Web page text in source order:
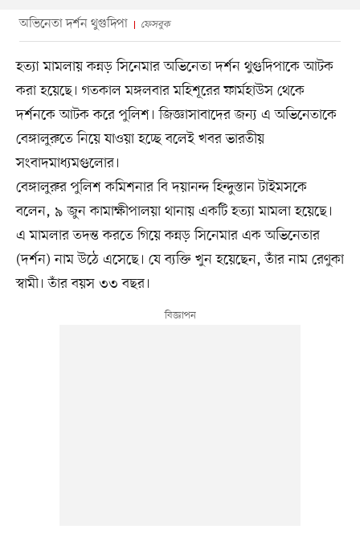
অভিনেতা দর্শন থুগুদিপা ফেসবুক
হত্যা মামলায় কন্নড় সিনেমার অভিনেতা দর্শন থুগুদিপাকে আটক
করা হয়েছে। গতকাল মঙ্গলবার মহিশূরের ফার্মহাউস থেকে
দর্শনকে আটক করে পুলিশ। জিজ্ঞাসাবাদের জন্য এ অভিনেতাকে
বেঙ্গালুরুতে নিয়ে যাওয়া হচ্ছে বলেই খবর ভারতীয়
সংবাদমাধ্যমগুলোর।
বেঙ্গালুরুর পুলিশ কমিশনার বি দয়ানন্দ হিন্দুস্তান টাইমসকে
বলেন, ৯ জুন কামাক্ষীপালয়া থানায় একটি হত্যা মামলা হয়েছে।
এ মামলার তদন্ত করতে গিয়ে কন্নড় সিনেমার এক অভিনেতার
(দর্শন) নাম উঠে এসেছে। যে ব্যক্তি খুন হয়েছেন, তাঁর নাম রেণুকা
স্বামী। তাঁর বয়স ৩৩ বছর।